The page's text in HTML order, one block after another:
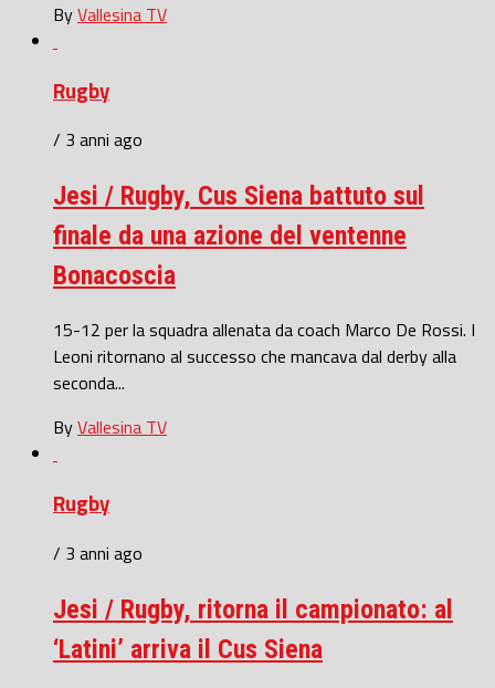
ByVallesina TV
Rugby
/ 3 anni ago
Jesi / Rugby, Cus Siena battuto sul
finale da una azione del ventenne
Bonacoscia
15-12 per la squadra allenata da coach Marco De Rossi. I
Leoni ritornano al successo che mancava dal derby alla
seconda...
ByVallesina TV
Rugby
/ 3 anni ago
Jesi / Rugby, ritorna il campionato: al
‘Latini’ arriva il Cus Siena